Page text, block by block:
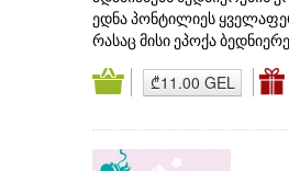
ედნა პონტილიეს
რასაც მისი ეპოქა
₾11.00 GEL